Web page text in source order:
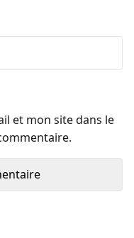
et mon site dans le